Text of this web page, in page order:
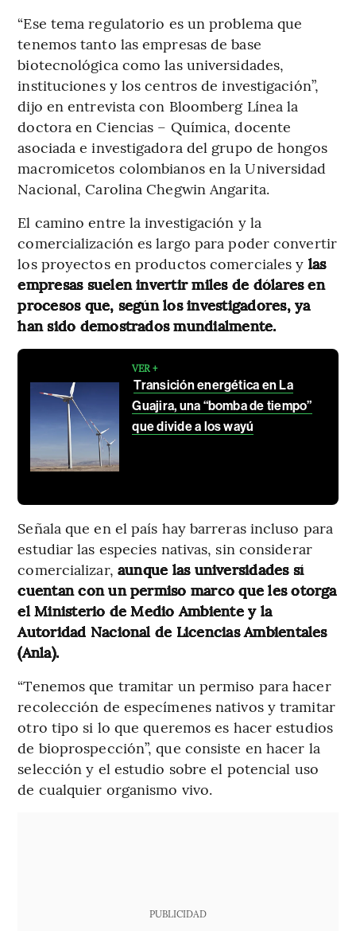
“Ese tema regulatorio es un problema que
tenemos tanto las empresas de base
biotecnológica como las universidades,
instituciones y los centros de investigación”,
dijo en entrevista con Bloomberg Línea la
doctora en Ciencias – Química, docente
asociada e investigadora del grupo de hongos
macromicetos colombianos en la Universidad
Nacional, Carolina Chegwin Angarita.
El camino entre la investigación y la
comercialización es largo para poder convertir
los proyectos en productos comerciales y las
empresas suelen invertir miles de dólares en
procesos que, según los investigadores, ya
han sido demostrados mundialmente.
VER +
Transición energética en La
Guajira, una “bomba de tiempo”
que divide a los wayú
Señala que en el país hay barreras incluso para
estudiar las especies nativas, sin considerar
comercializar, aunque las universidades sí
cuentan con un permiso marco que les otorga
el Ministerio de Medio Ambiente y la
Autoridad Nacional de Licencias Ambientales
(Anla).
“Tenemos que tramitar un permiso para hacer
recolección de especímenes nativos y tramitar
otro tipo si lo que queremos es hacer estudios
de bioprospección”, que consiste en hacer la
selección y el estudio sobre el potencial uso
de cualquier organismo vivo.
PUBLICIDAD